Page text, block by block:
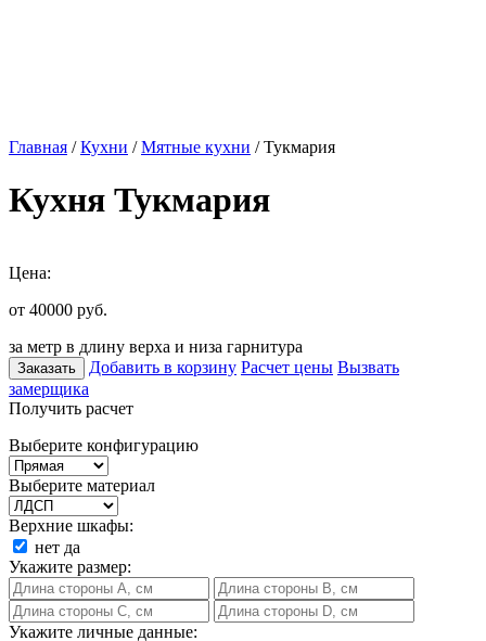
Главная /Кухни /Мятные кухни / Тукмария
Кухня Тукмария
Цена:
от 40000 руб.
за метр в длину верха и низа гарнитура
Заказать Добавить в корзину Расчет цены Вызвать
замерщика
Получить расчет
Выберите конфигурацию
Выберите материал
Верхние шкафы:
нет да
Укажите размер:
Укажите личные данные: